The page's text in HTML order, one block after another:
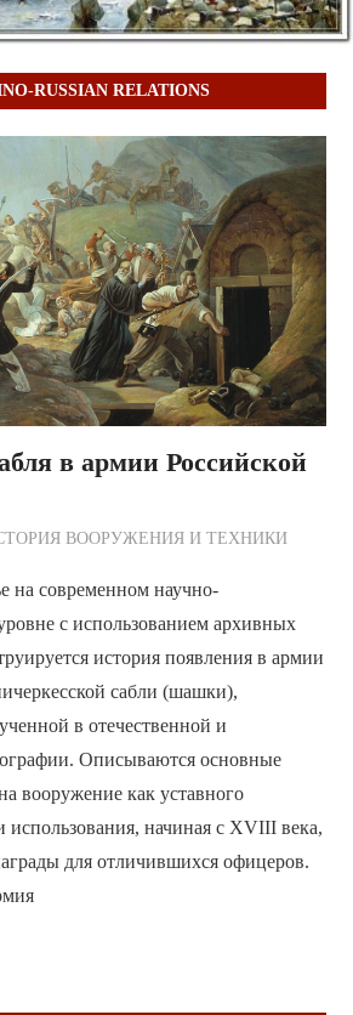
RUSSIAN RELATIONS
в армии Российской
по Редакции
ВООРУЖЕНИЯ И ТЕХНИКИ
на современном научно-
с использованием архивных
история появления в армии
сабли (шашки),
в отечественной и
Описываются основные
вооружение как уставного
использования, начиная с XVIII века,
для отличившихся офицеров.